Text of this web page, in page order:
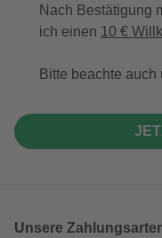
Nach Bestätigung
ich einen 10 €
Bitte beachte auch
Unsere